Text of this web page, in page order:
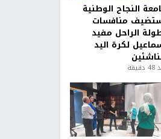
النجاح الوطنية
منافسات
الراحل مفيد
لكرة اليد